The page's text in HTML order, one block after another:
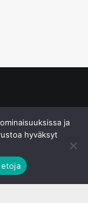
ja
hyväksyt